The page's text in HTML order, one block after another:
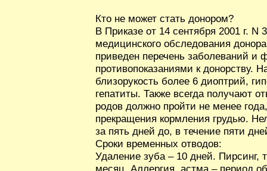
Кто не может стать донором?
В Приказе от 14 сентября 2001 г.
медицинского обследования
приведен перечень заболеваний и
противопоказаниями к донорству.
близорукость более 6 диоптрий,
гепатиты. Также всегда получают
родов должно пройти не менее
прекращения кормления грудью.
за пять дней до, в течение пяти
Сроки временных отводов:
Удаление зуба – 10 дней. Пирсинг,
месяц. Аллергия, астма – период